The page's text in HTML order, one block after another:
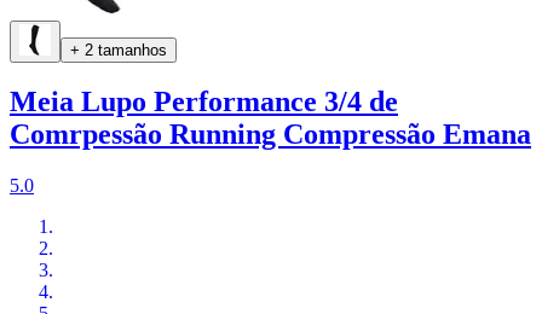
+ 2 tamanhos
Meia Lupo Performance 3/4 de
Comrpessão Running Compressão Emana
5.0